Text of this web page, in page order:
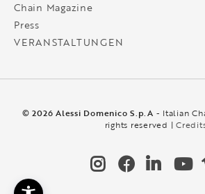
Chain Magazine
Press
VERANSTALTUNGEN
© 2026 Alessi Domenico S.p.A - Italian
rights reserved |